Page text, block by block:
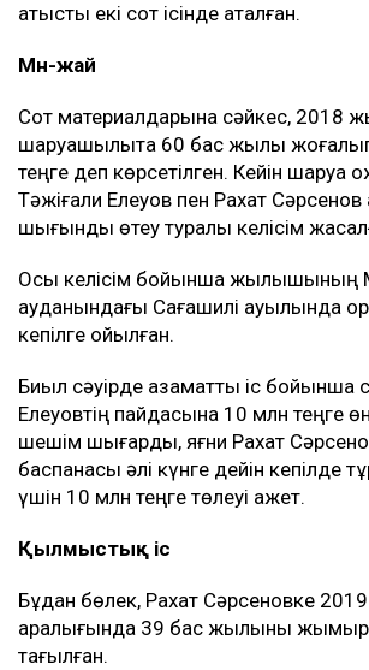
қатысты екі сот ісінде аталған.
Мән-жай
Сот материалдарына сәйкес, 2018
шаруашылықта 60 бас жылқы
теңге деп көрсетілген. Кейін шаруа
Тәжіғали Елеуов пен Рахат
шығынды өтеу туралы келісім
Осы келісім бойынша жылқышының
ауданындағы Сағашилі ауылында
кепілге қойылған.
Биыл сәуірде азаматтық іс бойынша
Елеуовтің пайдасына 10 млн теңге
шешім шығарды, яғни Рахат
баспанасы әлі күнге дейін кепілде
үшін 10 млн теңге төлеуі қажет.
Қылмыстық іс
Бұдан бөлек, Рахат Сәрсеновке
аралығында 39 бас жылқыны
тағылған.